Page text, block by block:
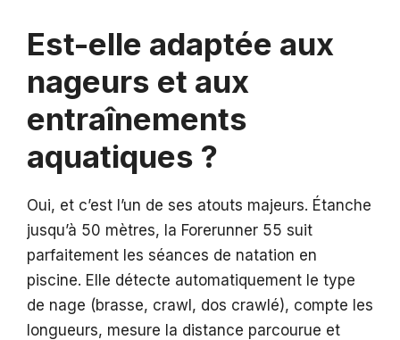
Est-elle adaptée aux
nageurs et aux
entraînements
aquatiques ?
Oui, et c’est l’un de ses atouts majeurs. Étanche
jusqu’à 50 mètres, la Forerunner 55 suit
parfaitement les séances de natation en
piscine. Elle détecte automatiquement le type
de nage (brasse, crawl, dos crawlé), compte les
longueurs, mesure la distance parcourue et